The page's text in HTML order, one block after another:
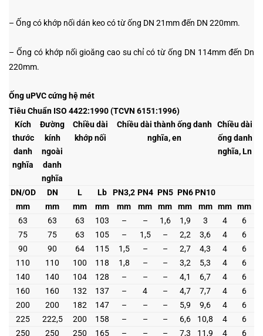
– Ống có khớp nối dán keo có từ ống DN 21mm đến DN 220mm.
– Ống có khớp nối gioăng cao su chỉ có từ ống DN 114mm đến Dn
220mm.
Ống uPVC cứng hệ mét
Tiêu Chuẩn ISO 4422:1990 (TCVN 6151:1996)
Kích
thước
danh
nghĩa
Đường
kính
ngoài
danh
nghĩa
Chiều dài
khớp nối
Chiều dài thành ống danh
nghĩa, en
Chiều dài
ống danh
nghĩa, Ln
DN/OD DN L Lb PN3,2 PN4 PN5 PN6 PN10
mm
mm mm mm mm mm mm mm mm mm mm
63
63 63 103 – – 1,6 1,9 3 4
6
75
75 63 105 – 1,5 – 2,2 3,6 4
6
90
90 64 115 1,5 – – 2,7 4,3 4
6
110
110 100 118 1,8 – – 3,2 5,3 4
6
140
140 104 128 – – – 4,1 6,7 4
6
160
160 132 137 – 4 – 4,7 7,7 4
6
200
200 182 147 – – – 5,9 9,6 4
6
225
222,5 200 158 – – – 6,6 10,8 4
6
250
250 250 165 – – – 7,3 11,9 4 6